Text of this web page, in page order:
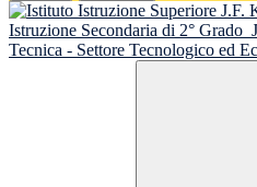
Istruzione Secondaria di 2° Grado
Tecnica - Settore Tecnologico ed